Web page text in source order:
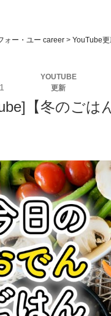
ォー・ユー career > YouTube
YOUTUBE
更新
【冬のごは